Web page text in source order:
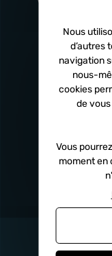
Livraison
rapide
Sous 24h à 48h
Satisfait
remboursé
Nous
d’autres
navigation
nous-
cookies
de
Vous
moment en